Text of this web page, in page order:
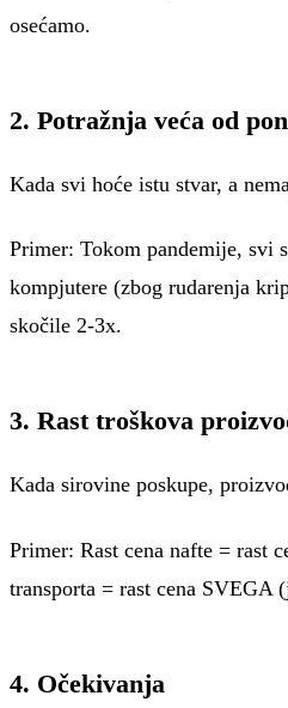
osećamo.
2. Potražnja veća od
Kada svi hoće istu stvar, a
Primer: Tokom pandemije, svi
kompjutere (zbog rudarenja
skočile 2-3x.
3. Rast troškova
Kada sirovine poskupe,
Primer: Rast cena nafte = rast
transporta = rast cena SVEGA
4. Očekivanja